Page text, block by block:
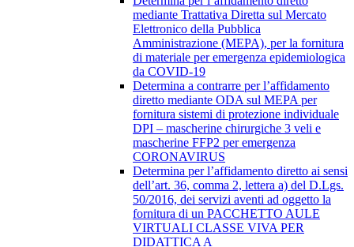
mediante Trattativa Diretta sul Mercato
Elettronico della Pubblica
Amministrazione (MEPA), per la fornitura
di materiale per emergenza epidemiologica
da COVID-19
Determina a contrarre per l’affidamento
diretto mediante ODA sul MEPA per
fornitura sistemi di protezione individuale
DPI – mascherine chirurgiche 3 veli e
mascherine FFP2 per emergenza
CORONAVIRUS
Determina per l’affidamento diretto ai sensi
dell’art. 36, comma 2, lettera a) del D.Lgs.
50/2016, dei servizi aventi ad oggetto la
fornitura di un PACCHETTO AULE
VIRTUALI CLASSE VIVA PER
DIDATTICA A